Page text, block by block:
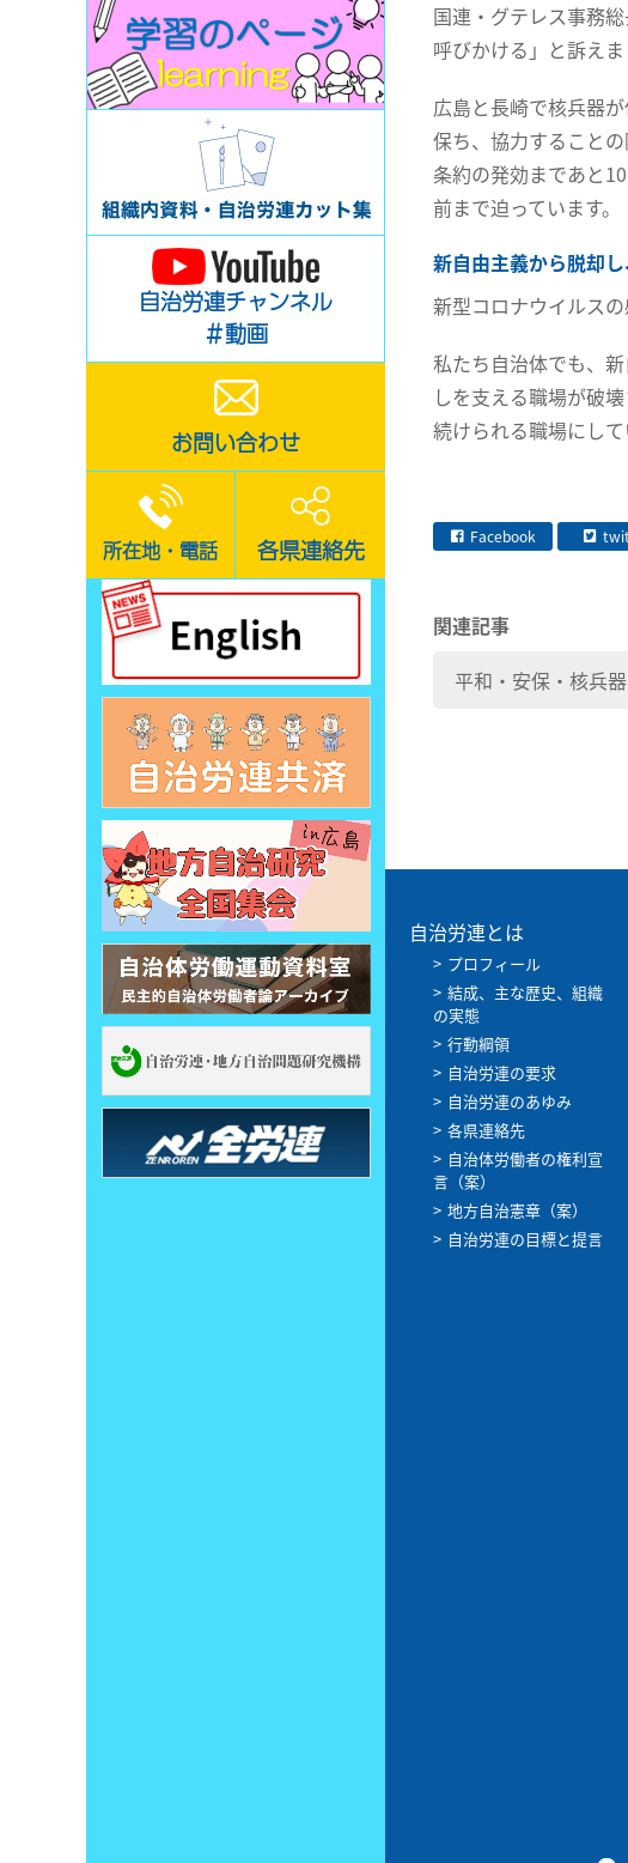
自治労連チャンネル
＃動画
お問い合わせ
所在地・電話 各県連絡先
国連・グテレス事務
呼びかける」と訴えま
広島と長崎で核兵器
保ち、協力すること
条約の発効まであと
前まで迫っています。
新自由主義から脱却
新型コロナウイルス
私たち自治体でも、
しを支える職場が破
続けられる職場にし
Facebook
関連記事
平和・安保・核兵器
自治労連とは
プロフィール
結成、主な歴史、組織
の実態
行動綱領
自治労連の要求
自治労連のあゆみ
各県連絡先
自治体労働者の権利宣
言（案）
地方自治憲章（案）
自治労連の目標と提言